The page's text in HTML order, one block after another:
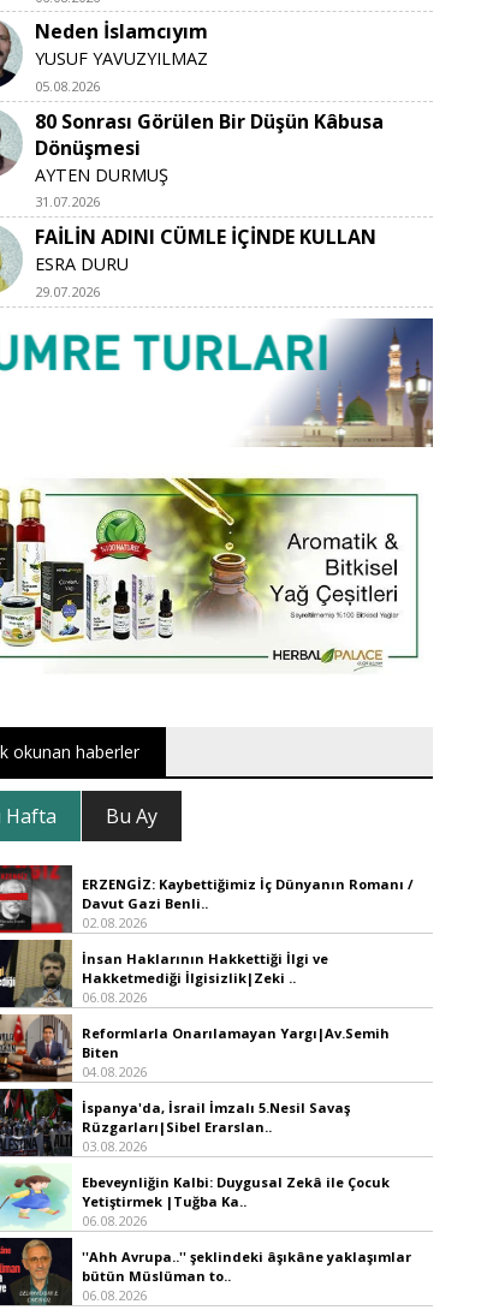
Neden İslamcıyım
YUSUF YAVUZYILMAZ
05.08.2026
80 Sonrası Görülen Bir Düşün Kâbusa
Dönüşmesi
AYTEN DURMUŞ
31.07.2026
FAİLİN ADINI CÜMLE İÇİNDE KULLAN
ESRA DURU
29.07.2026
okunan haberler
Hafta Bu Ay
ERZENGİZ: Kaybettiğimiz İç Dünyanın Romanı /
Davut Gazi Benli..
02.08.2026
İnsan Haklarının Hakkettiği İlgi ve
Hakketmediği İlgisizlik|Zeki ..
06.08.2026
Reformlarla Onarılamayan Yargı|Av.Semih
Biten
04.08.2026
İspanya'da, İsrail İmzalı 5.Nesil Savaş
Rüzgarları|Sibel Erarslan..
03.08.2026
Ebeveynliğin Kalbi: Duygusal Zekâ ile Çocuk
Yetiştirmek |Tuğba Ka..
06.08.2026
''Ahh Avrupa..'' şeklindeki âşıkâne yaklaşımlar
bütün Müslüman to..
06.08.2026